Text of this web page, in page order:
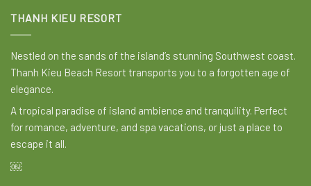
THANH KIEU RESORT
Nestled on the sands of the island’s stunning Southwest coast.
Thanh Kieu Beach Resort transports you to a forgotten age of
elegance.
A tropical paradise of island ambience and tranquility. Perfect
for romance, adventure, and spa vacations, or just a place to
escape it all.
￼